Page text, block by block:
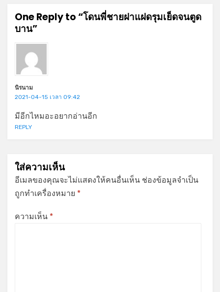
One Reply to “โดนพี่ชายฝาแฝดรุมเย็ดจนตูด
บาน”
นิรนาม
2021-04-15 เวลา 09:42
มีอีกไหมอะอยากอ่านอีก
REPLY
ใส่ความเห็น
อีเมลของคุณจะไม่แสดงให้คนอื่นเห็น ช่องข้อมูลจำเป็น
ถูกทำเครื่องหมาย *
ความเห็น *